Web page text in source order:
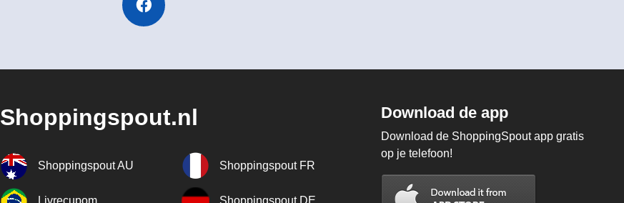
Shoppingspout.nl
Shoppingspout AU Shoppingspout FR
Livrecupom Shoppingspout DE
Download de app
Download de ShoppingSpout app gratis
op je telefoon!